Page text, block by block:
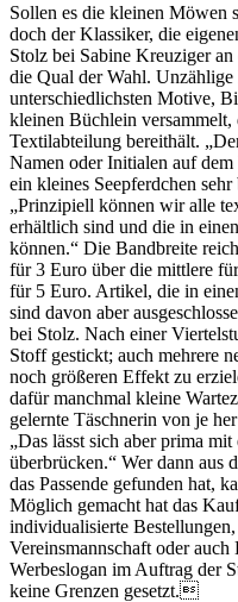
Sollen es die kleinen Möwen
doch der Klassiker, die
Stolz bei Sabine Kreuziger
die Qual der Wahl.
unterschiedlichsten Motive,
kleinen Büchlein
Textilabteilung bereithält.
Namen oder Initialen auf
ein kleines Seepferdchen
„Prinzipiell können wir alle
erhältlich sind und die in
können.“ Die Bandbreite
für 3 Euro über die mittlere
für 5 Euro. Artikel, die in
sind davon aber
bei Stolz. Nach einer
Stoff gestickt; auch mehrere
noch größeren Effekt zu
dafür manchmal kleine
gelernte Täschnerin von je
„Das lässt sich aber prima
überbrücken.“ Wer dann aus
das Passende gefunden hat,
Möglich gemacht hat das
individualisierte
Vereinsmannschaft oder
Werbeslogan im Auftrag der
keine Grenzen gesetzt.